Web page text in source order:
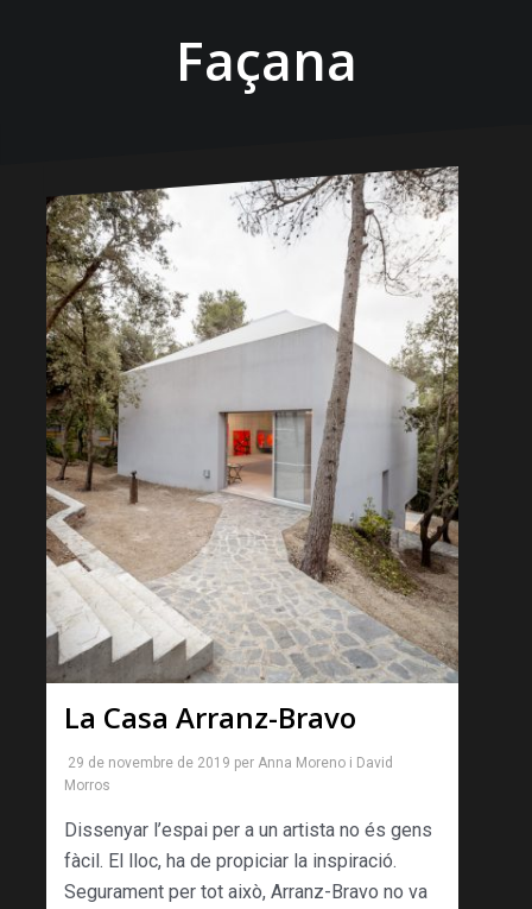
Façana
La Casa Arranz-Bravo
29 de novembre de 2019 per Anna Moreno i David
Morros
Dissenyar l’espai per a un artista no és gens
fàcil. El lloc, ha de propiciar la inspiració.
Segurament per tot això, Arranz-Bravo no va